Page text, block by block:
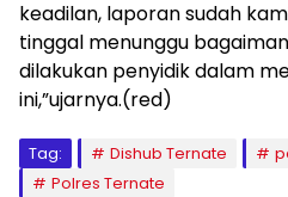
keadilan, laporan sudah
tinggal menunggu
dilakukan penyidik dalam
ini,”ujarnya.(red)
Tag: Dishub Ternate
Polres Ternate